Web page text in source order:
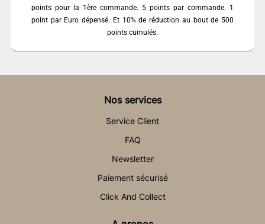
points pour la 1ère commande. 5 points par commande. 1
point par Euro dépensé. Et 10% de réduction au bout de 500
points cumulés.
Nos services
Service Client
FAQ
Newsletter
Paiement sécurisé
Click And Collect